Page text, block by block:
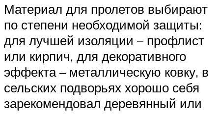
Материал для пролетов выбирают
по степени необходимой защиты:
для лучшей изоляции – профлист
или кирпич, для декоративного
эффекта – металлическую ковку, в
сельских подворьях хорошо себя
зарекомендовал деревянный или